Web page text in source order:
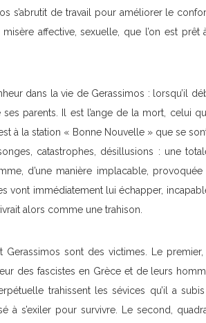
s’abrutit de travail pour améliorer le
misère affective, sexuelle, que l’on est
dans la vie de Gerassimos : lorsqu’il
parents. Il est l’ange de la mort, celui
à la station « Bonne Nouvelle » que se
catastrophes, désillusions : une
d’une manière implacable,
vont immédiatement lui échapper,
alors comme une trahison.
Gerassimos sont des victimes. Le
des fascistes en Grèce et de leurs
trahissent les sévices qu’il a
à s’exiler pour survivre. Le second,